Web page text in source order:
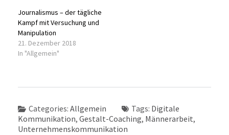
Journalismus – der tägliche
Kampf mit Versuchung und
Manipulation
21. Dezember 2018
In "Allgemein"
Categories: Allgemein Tags: Digitale
Kommunikation, Gestalt-Coaching, Männerarbeit,
Unternehmenskommunikation